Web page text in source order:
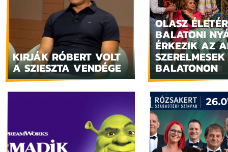
KIRJÁK RÓBERT VOLT
A SZIESZTA VENDÉGE
OLASZ
BALATONI
ÉRKEZIK AZ
BALATONON